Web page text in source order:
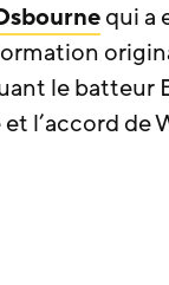
qui a
le batteur
l’accord de